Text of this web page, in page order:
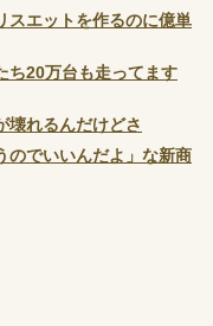
スエットを作るのに億単
ち20万台も走ってます
壊れるんだけどさ
のでいいんだよ」な新商